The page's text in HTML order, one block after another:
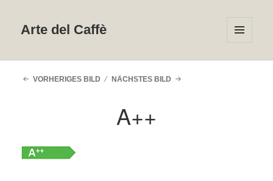
Arte del Caffè
UND
VORHERIGES BILD NÄCHSTES BILD
A++